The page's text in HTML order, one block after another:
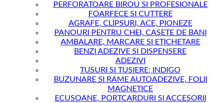
PERFORATOARE BIROU SI PROFESIONALE
FOARFECE SI CUTTERE
AGRAFE, CLIPSURI, ACE, PIONEZE
PANOURI PENTRU CHEI, CASETE DE BANI
AMBALARE, MARCARE SI ETICHETARE
BENZI ADEZIVE SI DISPENSERE
ADEZIVI
TUSURI SI TUSIERE; INDIGO
BUZUNARE SI RAME AUTOADEZIVE, FOLII
MAGNETICE
ECUSOANE, PORTCARDURI SI ACCESORII